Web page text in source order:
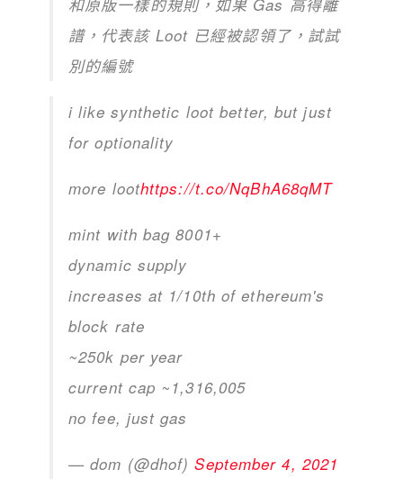
和原版一樣的規則，如果 Gas 高得離
譜，代表該 Loot 已經被認領了，試試
別的編號
i like synthetic loot better, but just
for optionality
more loothttps://t.co/NqBhA68qMT
mint with bag 8001+
dynamic supply
increases at 1/10th of ethereum's
block rate
~250k per year
current cap ~1,316,005
no fee, just gas
— dom (@dhof)September 4, 2021